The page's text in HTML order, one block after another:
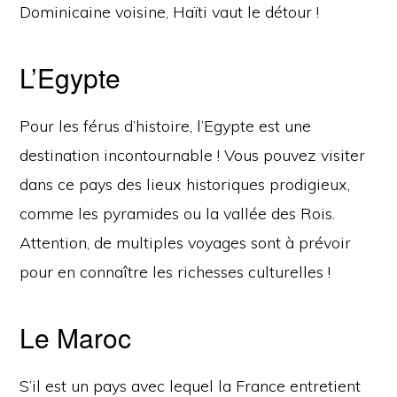
Dominicaine voisine, Haïti vaut le détour !
L’Egypte
Pour les férus d’histoire, l’Egypte est une
destination incontournable ! Vous pouvez visiter
dans ce pays des lieux historiques prodigieux,
comme les pyramides ou la vallée des Rois.
Attention, de multiples voyages sont à prévoir
pour en connaître les richesses culturelles !
Le Maroc
S’il est un pays avec lequel la France entretient